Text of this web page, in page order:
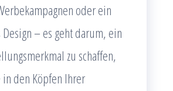
oder ein
– es geht darum, ein
zu schaffen,
den Köpfen Ihrer